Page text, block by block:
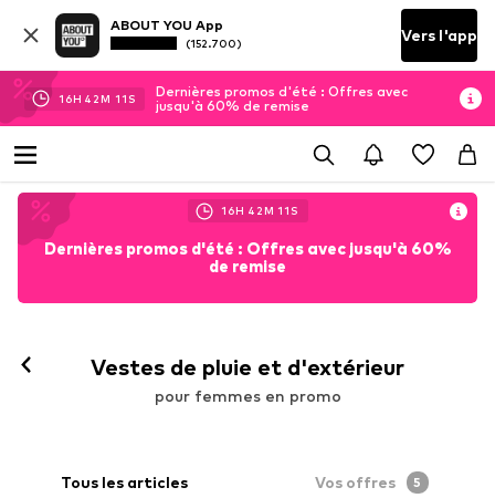
ABOUT YOU App
(152.700) Vers l'app
16H 42M 09S
Dernières promos d'été : Offres avec
jusqu'à 60% de remise
16H 42M 09S
Dernières promos d'été : Offres avec jusqu'à 60%
de remise
Vestes de pluie et d'extérieur
pour femmes en promo
Tous les articles Vos offres 5